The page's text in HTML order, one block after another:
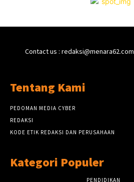
Contact us : redaksi@menara62.com
Tentang Kami
PEDOMAN MEDIA CYBER
REDAKSI
KODE ETIK REDAKSI DAN PERUSAHAAN
Kategori Populer
PENDIDIKAN